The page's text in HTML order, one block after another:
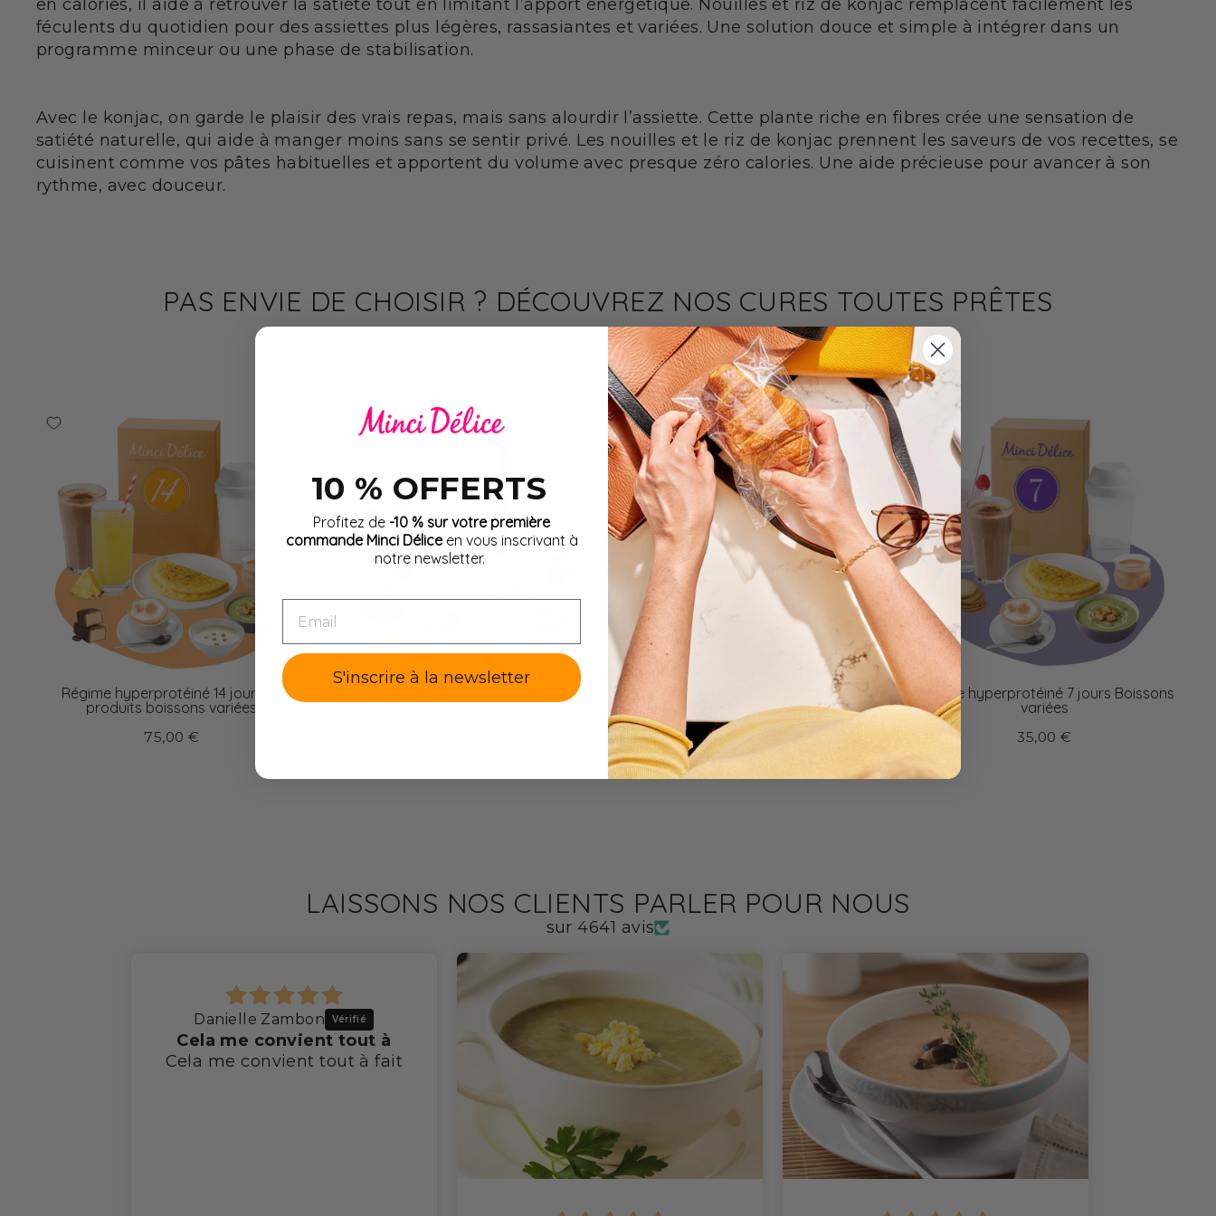
Konjac e perdita di peso: cosa dice la scienza
Glucomannano: la fibra del konjac che sazia davvero
Konjac e dieta iperproteica: la combinazione perfetta
en calories, il aide à retrouver la satiété tout en limitant l’apport énergétique. Nouilles et riz de konjac remplacent facilement les
féculents du quotidien pour des assiettes plus légères, rassasiantes et variées. Une solution douce et simple à intégrer dans un
programme minceur ou une phase de stabilisation.
Avec le konjac, on garde le plaisir des vrais repas, mais sans alourdir l’assiette. Cette plante riche en fibres crée une sensation de
satiété naturelle, qui aide à manger moins sans se sentir privé. Les nouilles et le riz de konjac prennent les saveurs de vos recettes, se
cuisinent comme vos pâtes habituelles et apportent du volume avec presque zéro calories. Une aide précieuse pour avancer à son
rythme, avec douceur.
PAS ENVIE DE CHOISIR ? DÉCOUVREZ NOS CURES TOUTES PRÊTES
VOIR TOUT
Régime hyperprotéiné 14 jours 33
produits boissons variées
75,00 €
Régime hyperprotéiné 14 jours Boissons
chocolat
Régime hyperprotéiné 28 jours Boissons
cappuccino
120,90 €
Régime hyperprotéiné 7 jours Boissons
variées
35,00 €
LAISSONS NOS CLIENTS PARLER POUR NOUS
sur 4641 avis
Danielle Zambon
Cela me convient tout à
Cela me convient tout à fait
10 % OFFERTS
Profitez de -10 % sur votre première
commande Minci Déliceen vous inscrivant à
notre newsletter.
S'inscrire à la newsletter